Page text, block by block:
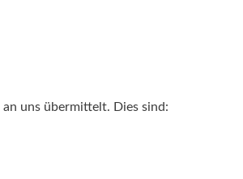
uns übermittelt. Dies sind: